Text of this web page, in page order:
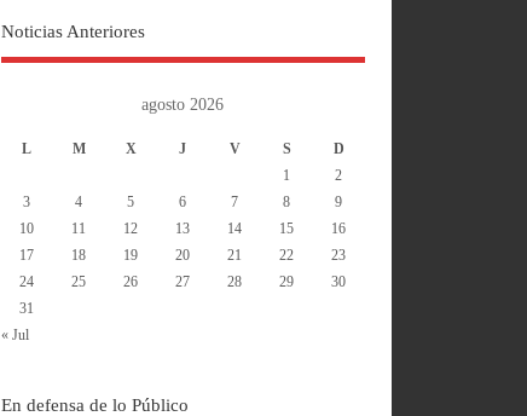
Noticias Anteriores
agosto 2026
L M X J V S
D
1
2
3
4 5 6 7 8
9
10
11 12 13 14 15
16
17
18 19 20 21 22
23
24
25 26 27 28 29
30
31
« Jul
En defensa de lo Público